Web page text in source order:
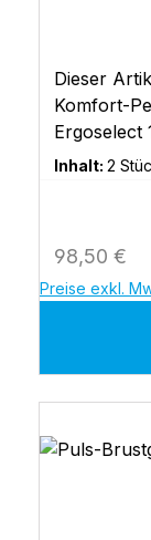
Dieser
Komfort-
Ergoselect
Inhalt: 2
Regulärer
98,50 €
Preise exkl.